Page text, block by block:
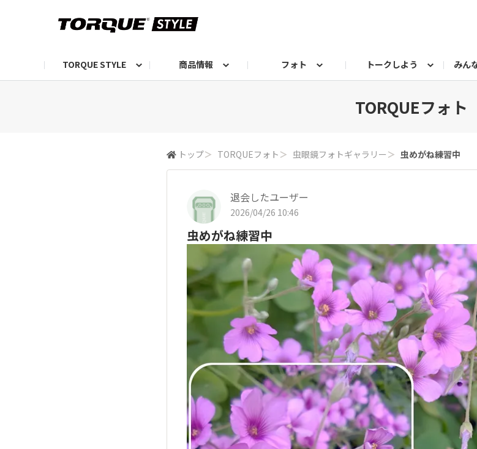
TORQUE STYLE 商品情報 フォト トークしよう みん
TORQUEフォト
トップ＞ TORQUEフォト ＞ 虫眼鏡フォトギャラリー ＞ 虫めがね練習中
退会したユーザー
2026/04/26 10:46
虫めがね練習中